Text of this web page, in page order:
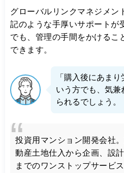
グローバルリンクマネジメン
記のような手厚いサポートが
でも、管理の手間をかけるこ
できます。
「購入後にあま
いう方でも、気兼
られるでしょう。
投資用マンション開発会社
動産土地仕入から企画、設
までのワンストップサービ